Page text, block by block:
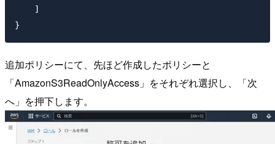
    ]
追加ポリシーにて、先ほど作成したポリシーと
「AmazonS3ReadOnlyAccess」をそれぞれ選択し、「次
へ」を押下します。